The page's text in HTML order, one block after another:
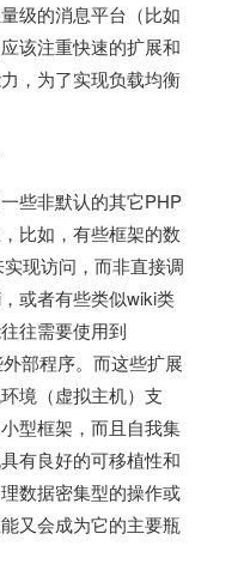
级的消息平台（比如
该注重快速的扩展和
，为了实现负载均衡
些非默认的其它PHP
比如，有些框架的数
现访问，而非直接调
或者有些类似wiki类
往需要使用到
部程序。而这些扩展
境（虚拟主机）支
型框架，而且自我集
有良好的可移植性和
数据密集型的操作或
又会成为它的主要瓶